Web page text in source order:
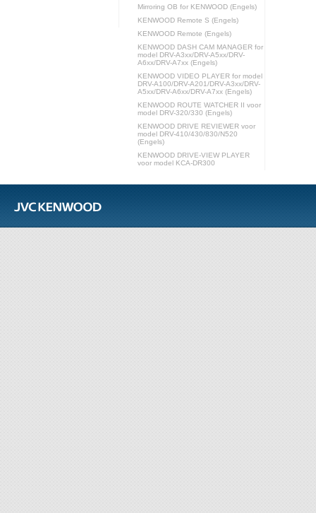
Mirroring OB for KENWOOD (Engels)
KENWOOD Remote S (Engels)
KENWOOD Remote (Engels)
KENWOOD DASH CAM MANAGER for
model DRV-A3xx/DRV-A5xx/DRV-
A6xx/DRV-A7xx (Engels)
KENWOOD VIDEO PLAYER for model
DRV-A100/DRV-A201/DRV-A3xx/DRV-
A5xx/DRV-A6xx/DRV-A7xx (Engels)
KENWOOD ROUTE WATCHER II voor
model DRV-320/330 (Engels)
KENWOOD DRIVE REVIEWER voor
model DRV-410/430/830/N520
(Engels)
KENWOOD DRIVE-VIEW PLAYER
voor model KCA-DR300